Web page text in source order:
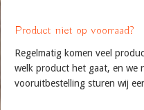
Product niet op voorraad?
Regelmatig komen veel
welk product het gaat, en we
vooruitbestelling sturen wij